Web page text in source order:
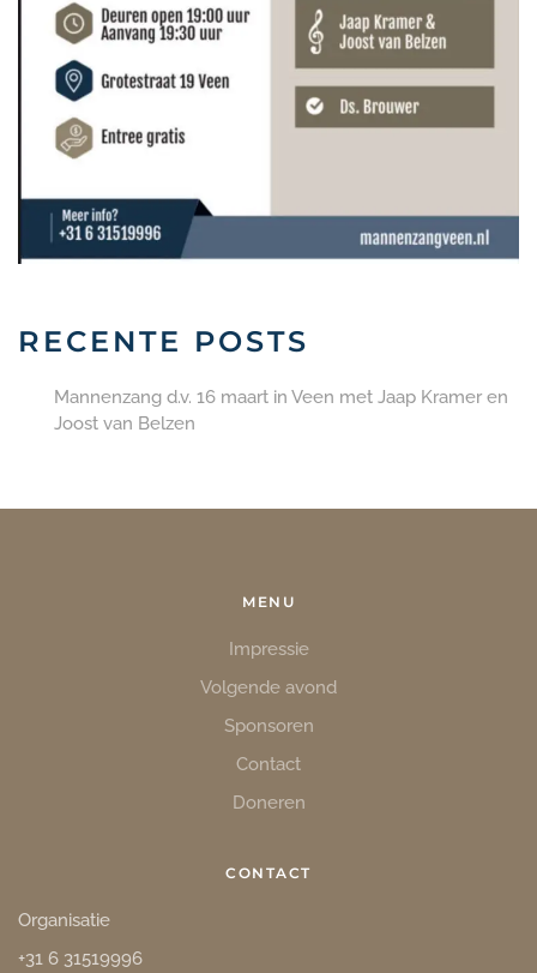
RECENTE POSTS
Mannenzang d.v. 16 maart in Veen met Jaap Kramer en
Joost van Belzen
MENU
Impressie
Volgende avond
Sponsoren
Contact
Doneren
CONTACT
Organisatie
+31 6 31519996